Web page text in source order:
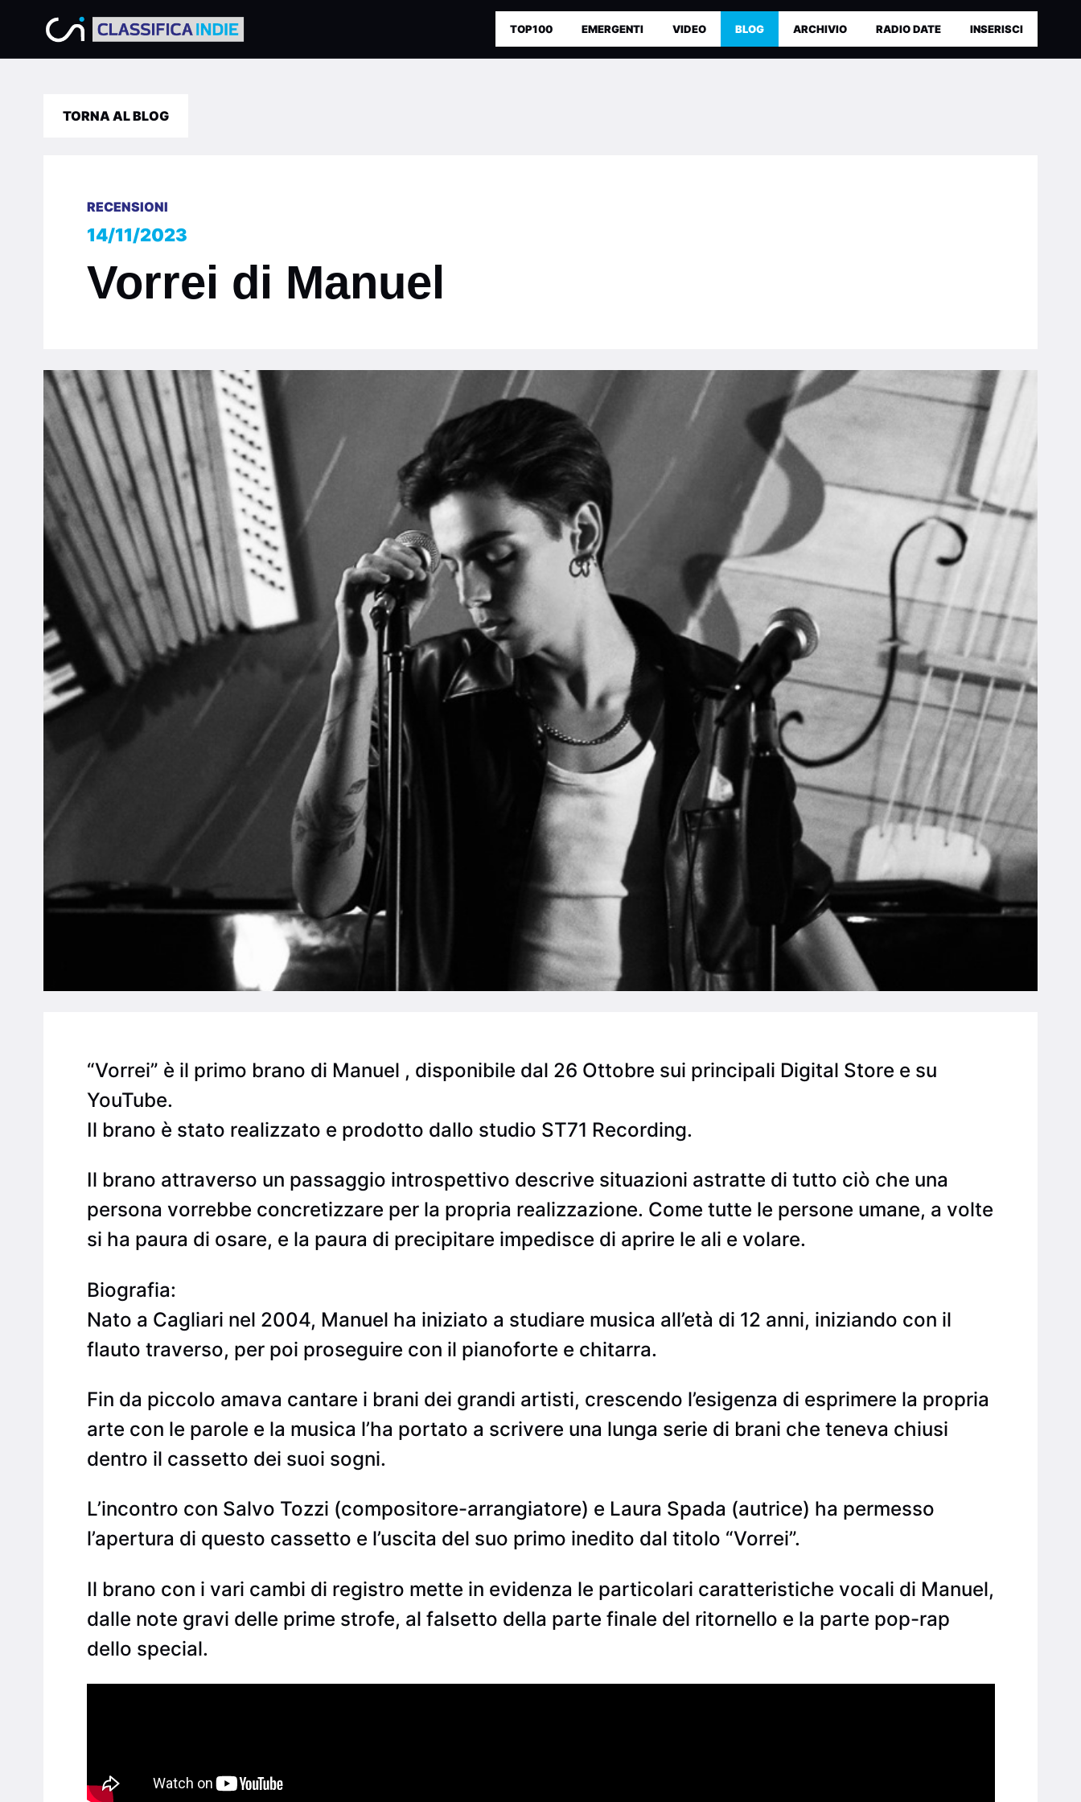
TOP100 EMERGENTI VIDEO BLOG ARCHIVIO RADIO DATE INSERISCI
TORNA AL BLOG
RECENSIONI
14/11/2023
Vorrei di Manuel
“Vorrei” è il primo brano di Manuel , disponibile dal 26 Ottobre sui principali Digital Store e su
YouTube.
Il brano è stato realizzato e prodotto dallo studio ST71 Recording.
Il brano attraverso un passaggio introspettivo descrive situazioni astratte di tutto ciò che una
persona vorrebbe concretizzare per la propria realizzazione. Come tutte le persone umane, a volte
si ha paura di osare, e la paura di precipitare impedisce di aprire le ali e volare.
Biografia:
Nato a Cagliari nel 2004, Manuel ha iniziato a studiare musica all’età di 12 anni, iniziando con il
flauto traverso, per poi proseguire con il pianoforte e chitarra.
Fin da piccolo amava cantare i brani dei grandi artisti, crescendo l’esigenza di esprimere la propria
arte con le parole e la musica l’ha portato a scrivere una lunga serie di brani che teneva chiusi
dentro il cassetto dei suoi sogni.
L’incontro con Salvo Tozzi (compositore-arrangiatore) e Laura Spada (autrice) ha permesso
l’apertura di questo cassetto e l’uscita del suo primo inedito dal titolo “Vorrei”.
Il brano con i vari cambi di registro mette in evidenza le particolari caratteristiche vocali di Manuel,
dalle note gravi delle prime strofe, al falsetto della parte finale del ritornello e la parte pop-rap
dello special.